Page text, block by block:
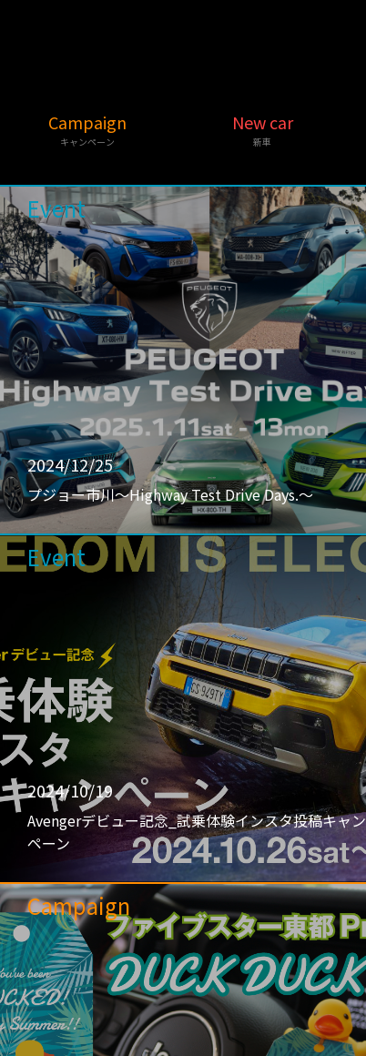
Campaign
キャンペーン
New car
新車
Event
2024/12/25
プジョー市川〜Highway Test Drive Days.〜
Event
2024/10/19
Avengerデビュー記念_試乗体験インスタ投稿キャン
ペーン
Campaign